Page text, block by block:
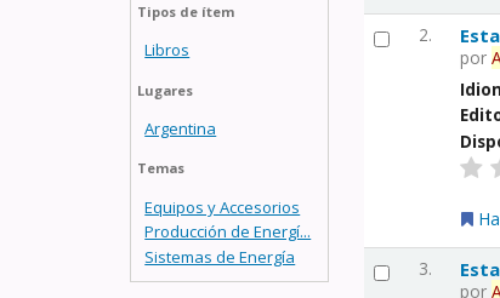
Tipos de ítem
Libros
Lugares
Argentina
Temas
Equipos y Accesorios
Producción de Energí...
Sistemas de Energía
2.
por
3.
por